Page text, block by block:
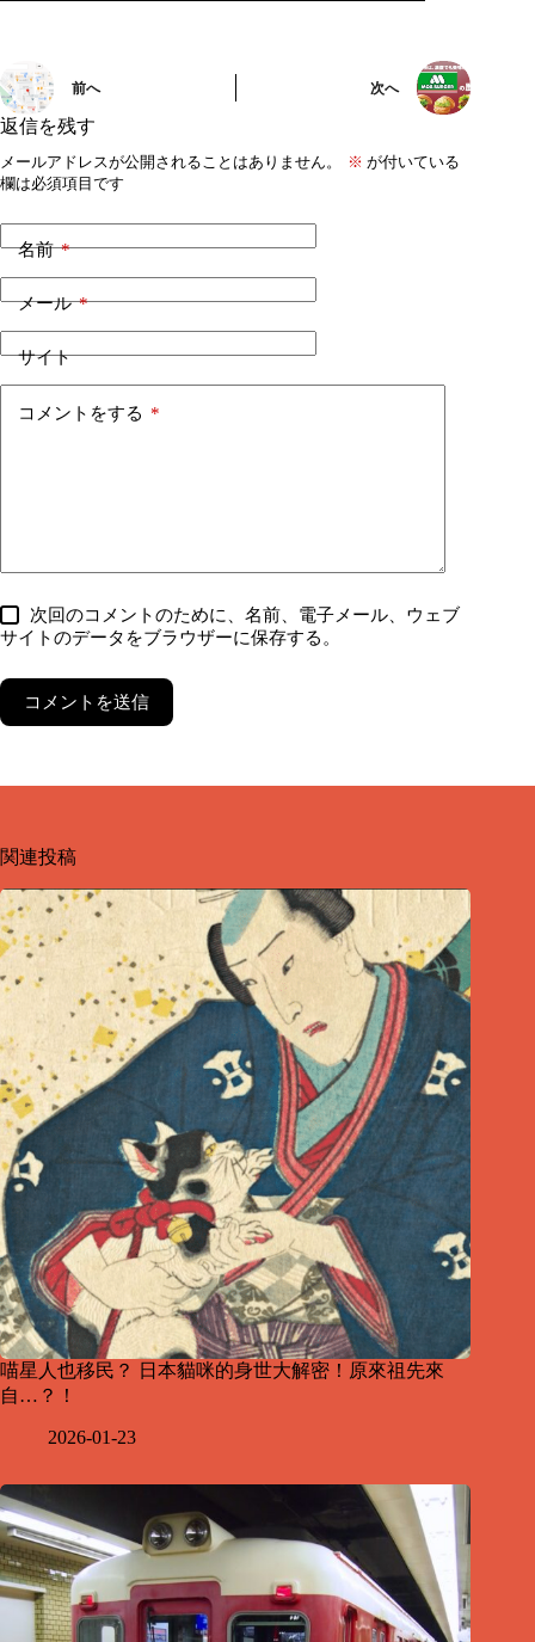
前へ 次へ
返信を残す
メールアドレスが公開されることはありません。 ※ が付いている
欄は必須項目です
名前*
メール*
サイト
コメントをする *
次回のコメントのために、名前、電子メール、ウェブ
サイトのデータをブラウザーに保存する。
コメントを送信
関連投稿
喵星人也移民？ 日本貓咪的身世大解密！原來祖先來
自…？！
2026-01-23